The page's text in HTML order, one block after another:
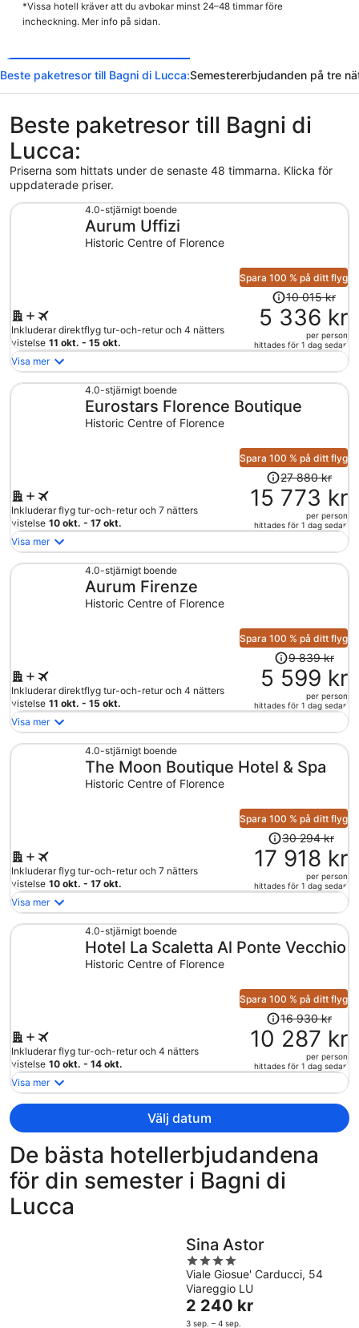
*Vissa hotell kräver att du avbokar minst 24–48 timmar före
incheckning. Mer info på sidan.
Beste paketresor till Bagni di Lucca:Semestererbjudanden på tre
Beste paketresor till Bagni di
Lucca:
Priserna som hittats under de senaste 48 timmarna. Klicka för
uppdaterade priser.
4.0-stjärnigt boende
Aurum Uffizi
Historic Centre of Florence
Spara 100 % på ditt flyg
Inkluderar direktflyg tur-och-retur och 4 nätters
vistelse 11 okt. - 15 okt.
Priset
var
10
015 kr
är
5
person
10 015 kr
5 336 kr
per person
hittades för 1 dag sedan
Visa mer
4.0-stjärnigt boende
Eurostars Florence Boutique
Historic Centre of Florence
Spara 100 % på ditt flyg
Inkluderar flyg tur-och-retur och 7 nätters
vistelse 10 okt. - 17 okt.
Priset
var
27
880 kr
är
person
27 880 kr
15 773 kr
per person
hittades för 1 dag sedan
Visa mer
4.0-stjärnigt boende
Aurum Firenze
Historic Centre of Florence
Spara 100 % på ditt flyg
Inkluderar direktflyg tur-och-retur och 4 nätters
vistelse 11 okt. - 15 okt.
Priset
var
9
839 kr
är
5
person
9 839 kr
5 599 kr
per person
hittades för 1 dag sedan
Visa mer
4.0-stjärnigt boende
The Moon Boutique Hotel & Spa
Historic Centre of Florence
Spara 100 % på ditt flyg
Inkluderar flyg tur-och-retur och 7 nätters
vistelse 10 okt. - 17 okt.
Priset
var
30
294 kr
är
17
person
30 294 kr
17 918 kr
per person
hittades för 1 dag sedan
Visa mer
4.0-stjärnigt boende
Hotel La Scaletta Al Ponte Vecchio
Historic Centre of Florence
Spara 100 % på ditt flyg
Inkluderar flyg tur-och-retur och 4 nätters
vistelse 10 okt. - 14 okt.
Priset
var
16
930 kr
är
287 kr
per
person
16 930 kr
10 287 kr
per person
hittades för 1 dag sedan
Visa mer
Välj datum
De bästa hotellerbjudandena
för din semester i Bagni di
Lucca
Sina Astor
4
out
of
5
Viale Giosue' Carducci, 54
Viareggio LU
Priset
är
2 240 kr
3 sep. – 4 sep.